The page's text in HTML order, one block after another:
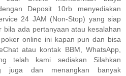
Deposit 10rb menyediakan
24 JAM (Non-Stop) yang siap
bila ada pertanyaan atau kesalahan
online ini kapan pun dan bisa
atau kontak BBM, WhatsApp,
telah kami sediakan Silahkan
juga dan menangkan banyak